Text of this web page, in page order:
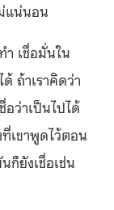
แน่นอน
ำ เชื่อมั่นใน
ถ้าเราคิดว่า
อว่าเป็นไปได้
เขาพูดไว้ตอน
ก็ยังเชื่อเช่น